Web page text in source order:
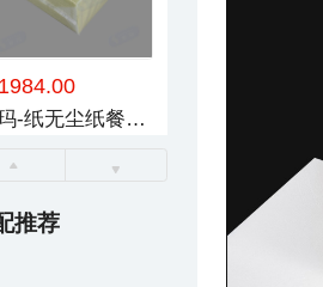
索玛-纸无尘纸餐巾纸
推荐